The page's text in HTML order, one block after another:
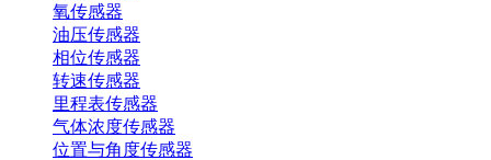
氧传感器
油压传感器
相位传感器
转速传感器
里程表传感器
气体浓度传感器
位置与角度传感器